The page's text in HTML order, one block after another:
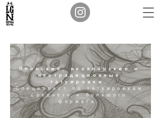
Японские, неояпонские и
неотрадиционные
татуировки.
Специалист по татуировкам
среднего и большого
формата.